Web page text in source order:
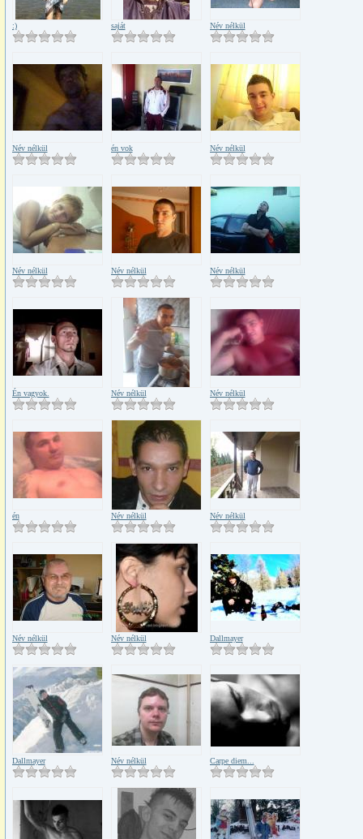
:) saját Név nélkül
Név nélkül én vok Név nélkül
Név nélkül Név nélkül Név nélkül
Én vagyok. Név nélkül Név nélkül
én Név nélkül Név nélkül
Név nélkül Név nélkül Dallmayer
Dallmayer Név nélkül Carpe diem...